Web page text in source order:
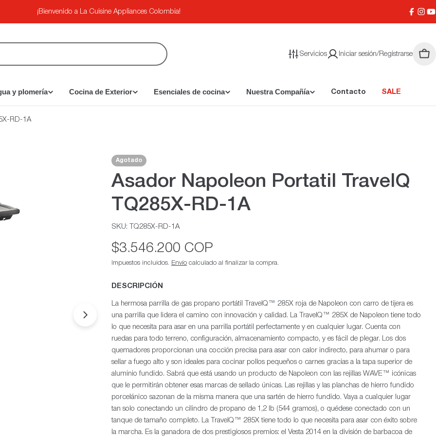
¡Bienvenido a La Cuisine Appliances Colombia!
Servicios Iniciar sesión/Registrarse
y plomería Cocina de Exterior Esenciales de cocina Nuestra Compañía Contacto SALE
RD-1A
Abrir medios 1 en modal
Agotado
Asador Napoleon Portatil TravelQ
TQ285X-RD-1A
SKU: TQ285X-RD-1A
Precio
habitual
$3.546.200 COP
Impuestos incluidos. Envío calculado al finalizar la compra.
DESCRIPCIÓN
La hermosa parrilla de gas propano portátil TravelQ™ 285X roja de Napoleon con carro de tijera es
una parrilla que lidera el camino con innovación y calidad. La TravelQ™ 285X de Napoleon tiene todo
lo que necesita para asar en una parrilla portátil perfectamente y en cualquier lugar. Cuenta con
ruedas para todo terreno, configuración, almacenamiento compacto, y es fácil de plegar. Los dos
quemadores proporcionan una cocción precisa para asar con calor indirecto, para ahumar o para
sellar a fuego alto y son ideales para cocinar pollos pequeños o carnes gracias a la tapa superior de
aluminio fundido. Sabrá que está usando un producto de Napoleon con las rejillas WAVE™ icónicas
que le permitirán obtener esas marcas de sellado únicas. Las rejillas y las planchas de hierro fundido
porcelánico sazonan de la misma manera que una sartén de hierro fundido. Vaya a cualquier lugar
tan solo conectando un cilindro de propano de 1,2 lb (544 gramos), o quédese conectado con un
tanque de tamaño completo. La TravelQ™ 285X tiene todo lo que necesita para asar con éxito sobre
la marcha. Es la ganadora de dos prestigiosos premios: el Vesta 2014 en la división de barbacoa de